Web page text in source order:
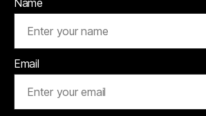
Email